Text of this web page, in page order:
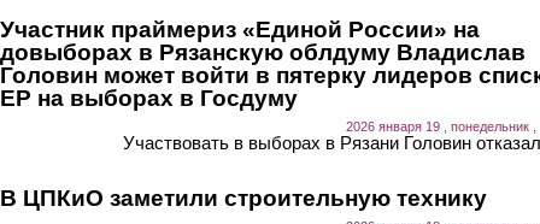
Участник праймериз «Единой России» на
довыборах в Рязанскую облдуму Владислав
Головин может войти в пятерку лидеров
ЕР на выборах в Госдуму
2026 января 19 , понедельник ,
Участвовать в выборах в Рязани Головин
В ЦПКиО заметили строительную технику